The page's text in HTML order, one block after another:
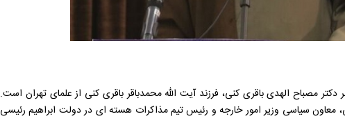
ای متولد سال ۱۳۶۰ و همسر دکتر مصباح‌ الهدی باقری کنی، فرزند آیت الله محمدباقر باقری کنی از علمای تهران است.
معاون سیاسی وزیر امور خارجه و رئیس تیم مذاکرات هسته ای در دولت ابراهیم رئیسی